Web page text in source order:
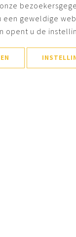
geweldige
opent u de